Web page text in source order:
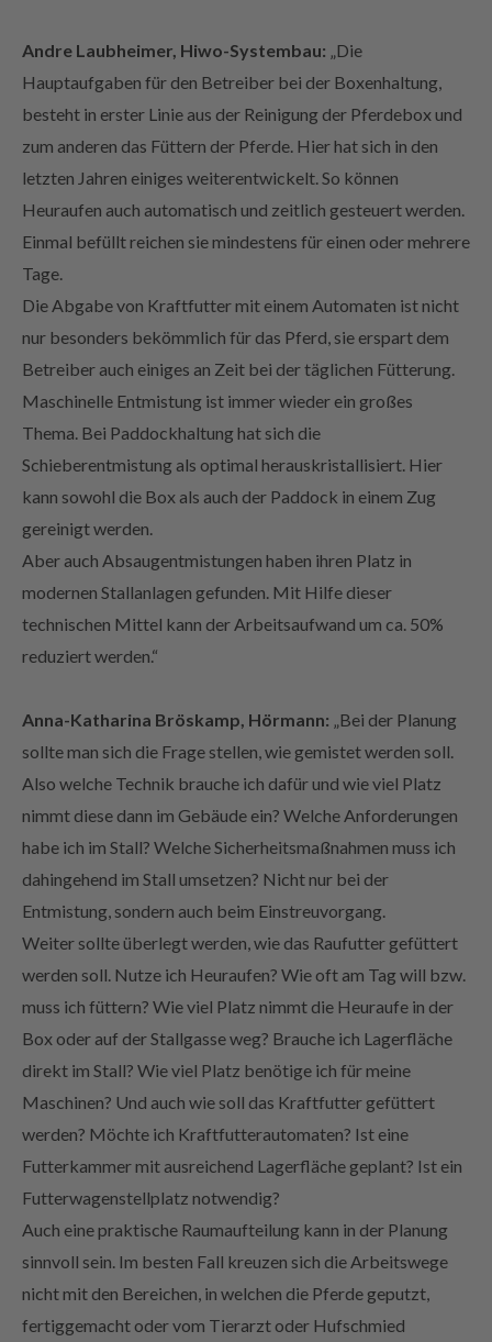
Hauptaufgaben für den Betreiber bei der Boxenhaltung,
besteht in erster Linie aus der Reinigung der Pferdebox und
zum anderen das Füttern der Pferde. Hier hat sich in den
letzten Jahren einiges weiterentwickelt. So können
Heuraufen auch automatisch und zeitlich gesteuert werden.
Einmal befüllt reichen sie mindestens für einen oder mehrere
Tage.
Die Abgabe von Kraftfutter mit einem Automaten ist nicht
nur besonders bekömmlich für das Pferd, sie erspart dem
Betreiber auch einiges an Zeit bei der täglichen Fütterung.
Maschinelle Entmistung ist immer wieder ein großes
Thema. Bei Paddockhaltung hat sich die
Schieberentmistung als optimal herauskristallisiert. Hier
kann sowohl die Box als auch der Paddock in einem Zug
gereinigt werden.
Aber auch Absaugentmistungen haben ihren Platz in
modernen Stallanlagen gefunden. Mit Hilfe dieser
technischen Mittel kann der Arbeitsaufwand um ca. 50%
reduziert werden.“
sollte man sich die Frage stellen, wie gemistet werden soll.
Also welche Technik brauche ich dafür und wie viel Platz
nimmt diese dann im Gebäude ein? Welche Anforderungen
habe ich im Stall? Welche Sicherheitsmaßnahmen muss ich
dahingehend im Stall umsetzen? Nicht nur bei der
Entmistung, sondern auch beim Einstreuvorgang.
Weiter sollte überlegt werden, wie das Raufutter gefüttert
werden soll. Nutze ich Heuraufen? Wie oft am Tag will bzw.
muss ich füttern? Wie viel Platz nimmt die Heuraufe in der
Box oder auf der Stallgasse weg? Brauche ich Lagerfläche
direkt im Stall? Wie viel Platz benötige ich für meine
Maschinen? Und auch wie soll das Kraftfutter gefüttert
werden? Möchte ich Kraftfutterautomaten? Ist eine
Futterkammer mit ausreichend Lagerfläche geplant? Ist ein
Futterwagenstellplatz notwendig?
Auch eine praktische Raumaufteilung kann in der Planung
sinnvoll sein. Im besten Fall kreuzen sich die Arbeitswege
nicht mit den Bereichen, in welchen die Pferde geputzt,
fertiggemacht oder vom Tierarzt oder Hufschmied
behandelt werden.“